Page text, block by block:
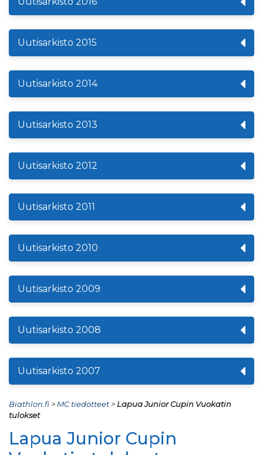
Uutisarkisto 2015
Uutisarkisto 2014
Uutisarkisto 2013
Uutisarkisto 2012
Uutisarkisto 2011
Uutisarkisto 2010
Uutisarkisto 2009
Uutisarkisto 2008
Uutisarkisto 2007
Biathlon.fi> MC tiedotteet> Lapua Junior Cupin Vuokatin
tulokset
Lapua Junior Cupin